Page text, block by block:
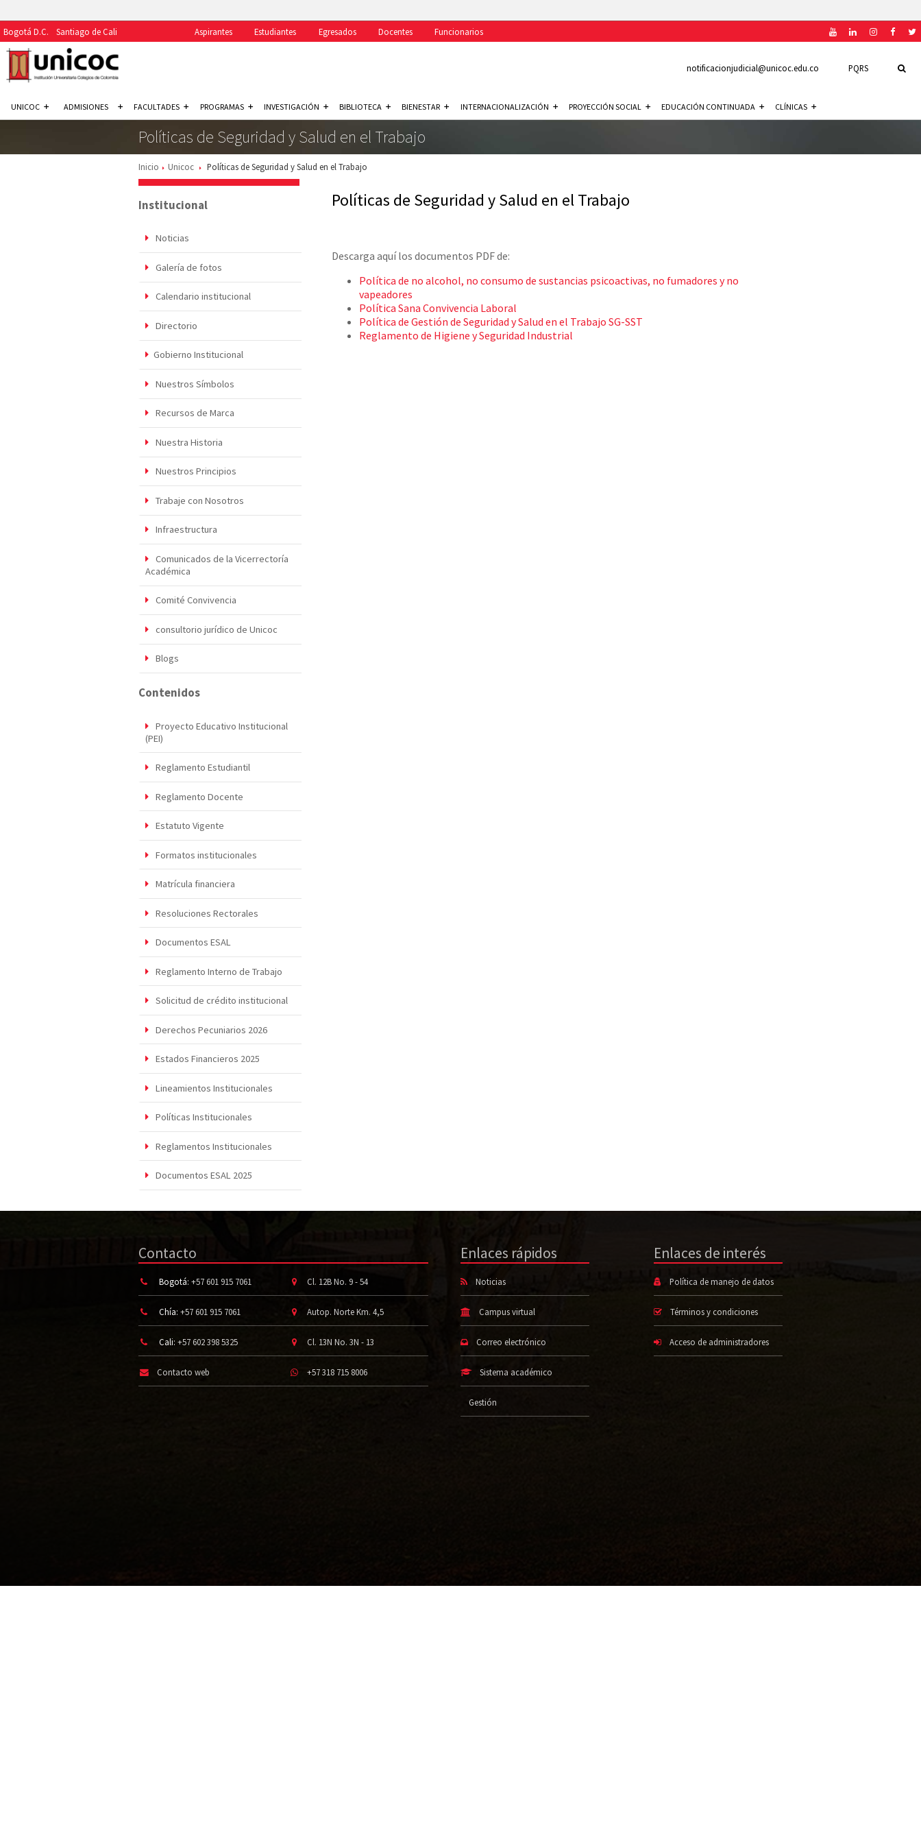
Bogotá D.C. Santiago de Cali Aspirantes Estudiantes Egresados Docentes Funcionarios
PQRS
notificacionjudicial@unicoc.edu.co
UNICOC ADMISIONES FACULTADES PROGRAMAS INVESTIGACIÓN BIBLIOTECA BIENESTAR INTERNACIONALIZACIÓN PROYECCIÓN SOCIAL EDUCACIÓN CONTINUADA CLÍNICAS
Políticas de Seguridad y Salud en el Trabajo
Inicio Unicoc Políticas de Seguridad y Salud en el Trabajo
Institucional
Noticias
Galería de fotos
Calendario institucional
Directorio
Gobierno Institucional
Nuestros Símbolos
Recursos de Marca
Nuestra Historia
Nuestros Principios
Trabaje con Nosotros
Infraestructura
Comunicados de la Vicerrectoría
Académica
Comité Convivencia
consultorio jurídico de Unicoc
Blogs
Contenidos
Proyecto Educativo Institucional
(PEI)
Reglamento Estudiantil
Reglamento Docente
Estatuto Vigente
Formatos institucionales
Matrícula financiera
Resoluciones Rectorales
Documentos ESAL
Reglamento Interno de Trabajo
Solicitud de crédito institucional
Derechos Pecuniarios 2026
Estados Financieros 2025
Lineamientos Institucionales
Políticas Institucionales
Reglamentos Institucionales
Documentos ESAL 2025
Políticas de Seguridad y Salud en el Trabajo
Descarga aquí los documentos PDF de:
Política de no alcohol, no consumo de sustancias psicoactivas, no fumadores y no
vapeadores
Política Sana Convivencia Laboral
Política de Gestión de Seguridad y Salud en el Trabajo SG-SST
Reglamento de Higiene y Seguridad Industrial
Contacto
Bogotá: +57 601 915 7061 Cl. 12B No. 9 - 54
Chía: +57 601 915 7061 Autop. Norte Km. 4,5
Cali: +57 602 398 5325 Cl. 13N No. 3N - 13
Contacto web +57 318 715 8006
Enlaces rápidos
Noticias
Campus virtual
Correo electrónico
Sistema académico
Gestión
Enlaces de interés
Política de manejo de datos
Términos y condiciones
Acceso de administradores